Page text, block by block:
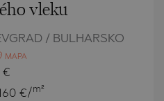
vleku
/ BULHARSKO
MAPA
€
€/ m²